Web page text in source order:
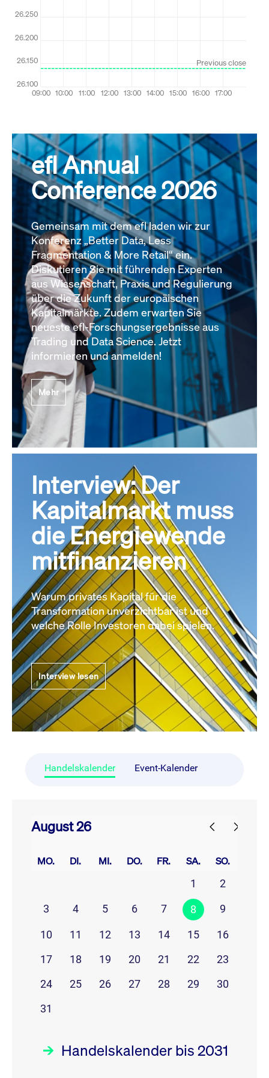
efl Annual
Conference 2026
Gemeinsam mit dem efl laden wir zur
Konferenz „Better Data, Less
Fragmentation & More Retail“ ein.
Diskutieren Sie mit führenden Experten
aus Wissenschaft, Praxis und Regulierung
über die Zukunft der europäischen
Kapitalmärkte. Zudem erwarten Sie
neueste efl-Forschungsergebnisse aus
Trading und Data Science. Jetzt
informieren und anmelden!
Mehr
Interview: Der
Kapitalmarkt muss
die Energiewende
mitfinanzieren
Warum privates Kapital für die
Transformation unverzichtbar ist und
welche Rolle Investoren dabei spielen.
Interview lesen
Handelskalender Event-Kalender
August 26
MO. DI. MI. DO. FR. SA. SO.
1
2
3
4 5 6 7 8 9
10 11 12 13 14 15
16
17
18 19 20 21 22
23
24
25 26 27 28 29
30
31
Handelskalender bis 2031